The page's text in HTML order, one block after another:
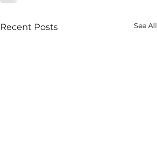
Recent Posts See All